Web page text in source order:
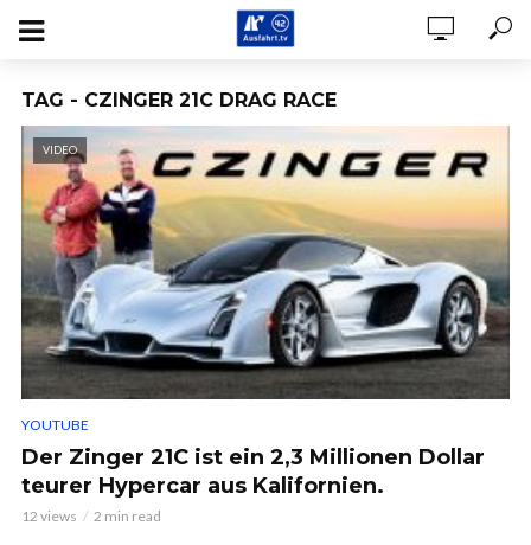
TAG - CZINGER 21C DRAG RACE
VIDEO
YOUTUBE
Der Zinger 21C ist ein 2,3 Millionen Dollar
teurer Hypercar aus Kalifornien.
12 views 2 min read